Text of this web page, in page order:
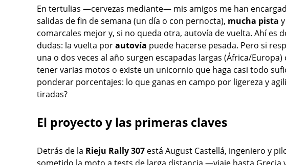
En tertulias —cervezas mediante— mis amigos me han
salidas de fin de semana (un día o con pernocta), mucha pista
comarcales mejor y, si no queda otra, autovía de vuelta. Ahí es
dudas: la vuelta porautovía puede hacerse pesada. Pero si
una o dos veces al año surgen escapadas largas (África/
tener varias motos o existe un unicornio que haga casi todo
ponderar porcentajes: lo que ganas en campo por ligereza y
tiradas?
El proyecto y las primeras claves
Detrás de la Rieju Rally 307 está August Castellá, ingeniero y